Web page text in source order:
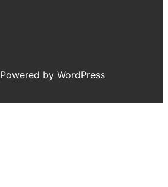
Powered by WordPress